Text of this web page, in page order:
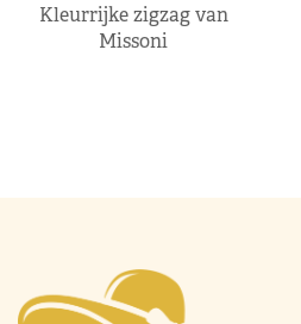
Kleurrijke zigzag van
Missoni